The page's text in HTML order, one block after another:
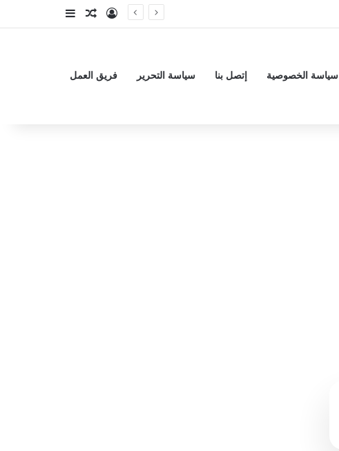
تسجيل الدخول
مقال عشوائي
إضافة عمود
سياسة الخصوصية إتصل بنا سياسة التحرير فريق العمل